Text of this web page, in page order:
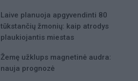
Laive planuoja apgyvendinti 80
tūkstančių žmonių: kaip atrodys
plaukiojantis miestas
Žemę užklups magnetinė audra:
nauja prognozė